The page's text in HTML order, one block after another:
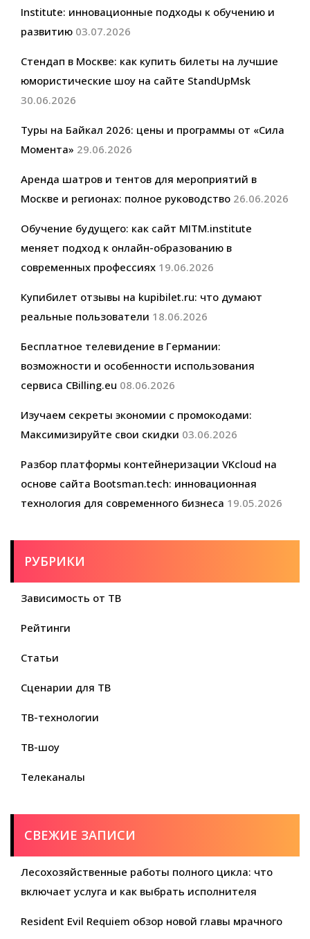
Institute: инновационные подходы к обучению и
развитию 03.07.2026
Стендап в Москве: как купить билеты на лучшие
юмористические шоу на сайте StandUpMsk
30.06.2026
Туры на Байкал 2026: цены и программы от «Сила
Момента» 29.06.2026
Аренда шатров и тентов для мероприятий в
Москве и регионах: полное руководство 26.06.2026
Обучение будущего: как сайт MITM.institute
меняет подход к онлайн-образованию в
современных профессиях 19.06.2026
Купибилет отзывы на kupibilet.ru: что думают
реальные пользователи 18.06.2026
Бесплатное телевидение в Германии:
возможности и особенности использования
сервиса CBilling.eu 08.06.2026
Изучаем секреты экономии с промокодами:
Максимизируйте свои скидки 03.06.2026
Разбор платформы контейнеризации VKcloud на
основе сайта Bootsman.tech: инновационная
технология для современного бизнеса 19.05.2026
РУБРИКИ
Зависимость от ТВ
Рейтинги
Статьи
Сценарии для ТВ
ТВ-технологии
ТВ-шоу
Телеканалы
СВЕЖИЕ ЗАПИСИ
Лесохозяйственные работы полного цикла: что
включает услуга и как выбрать исполнителя
Resident Evil Requiem обзор новой главы мрачного